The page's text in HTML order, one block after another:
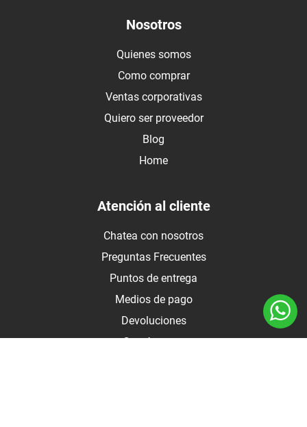
Nosotros
Quienes somos
Como comprar
Ventas corporativas
Quiero ser proveedor
Blog
Home
Atención al cliente
Chatea con nosotros
Preguntas Frecuentes
Puntos de entrega
Medios de pago
Devoluciones
Contáctanos